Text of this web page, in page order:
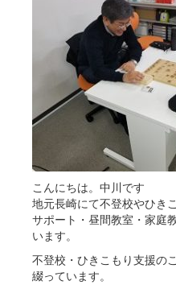
こんにちは。中川です
地元長崎にて不登校やひき
サポート・昼間教室・家庭
います。
不登校・ひきこもり支援の
綴っています。